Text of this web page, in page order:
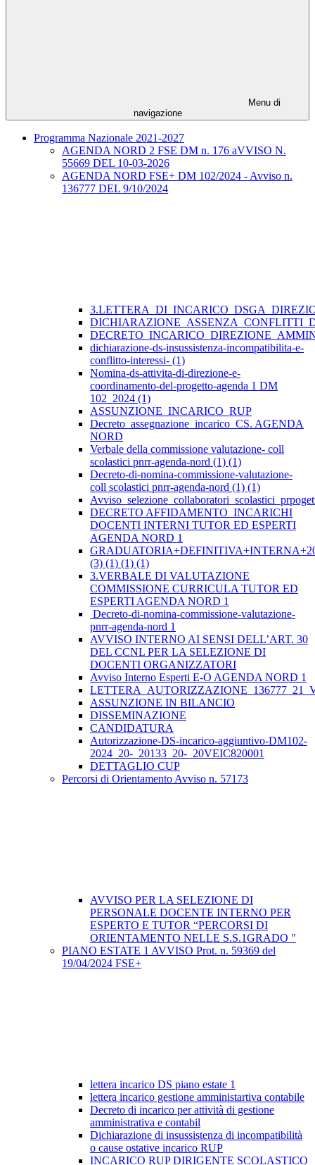
Menu di
navigazione
Programma Nazionale 2021-2027
AGENDA NORD 2 FSE DM n. 176 aVVISO N.
55669 DEL 10-03-2026
AGENDA NORD FSE+ DM 102/2024 - Avviso n.
136777 DEL 9/10/2024
dichiarazione-ds-insussistenza-incompatibilita-e-
conflitto-interessi- (1)
Nomina-ds-attivita-di-direzione-e-
coordinamento-del-progetto-agenda 1 DM
102_2024 (1)
ASSUNZIONE_INCARICO_RUP
Decreto_assegnazione_incarico_CS. AGENDA
NORD
Verbale della commissione valutazione- coll
scolastici pnrr-agenda-nord (1) (1)
Decreto-di-nomina-commissione-valutazione-
coll scolastici pnrr-agenda-nord (1) (1)
DECRETO AFFIDAMENTO INCARICHI
DOCENTI INTERNI TUTOR ED ESPERTI
AGENDA NORD 1
(3) (1) (1) (1)
3.VERBALE DI VALUTAZIONE
COMMISSIONE CURRICULA TUTOR ED
ESPERTI AGENDA NORD 1
Decreto-di-nomina-commissione-valutazione-
pnrr-agenda-nord 1
AVVISO INTERNO AI SENSI DELL’ART. 30
DEL CCNL PER LA SELEZIONE DI
DOCENTI ORGANIZZATORI
Avviso Interno Esperti E-O AGENDA NORD 1
ASSUNZIONE IN BILANCIO
DISSEMINAZIONE
CANDIDATURA
Autorizzazione-DS-incarico-aggiuntivo-DM102-
2024_20-_20133_20-_20VEIC820001
DETTAGLIO CUP
Percorsi di Orientamento Avviso n. 57173
AVVISO PER LA SELEZIONE DI
PERSONALE DOCENTE INTERNO PER
ESPERTO E TUTOR “PERCORSI DI
ORIENTAMENTO NELLE S.S.1GRADO "
PIANO ESTATE 1 AVVISO Prot. n. 59369 del
19/04/2024 FSE+
lettera incarico DS piano estate 1
lettera incarico gestione amministartiva contabile
Decreto di incarico per attività di gestione
amministrativa e contabil
Dichiarazione di insussistenza di incompatibilità
o cause ostative incarico RUP
INCARICO RUP DIRIGENTE SCOLASTICO